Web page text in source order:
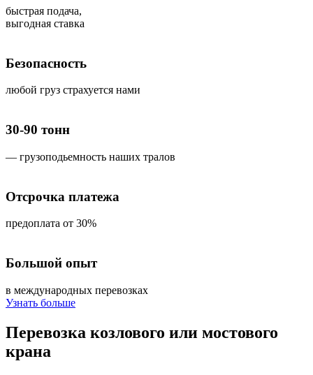
быстрая подача,
выгодная ставка
Безопасность
любой груз страхуется нами
30-90 тонн
— грузоподьемность наших тралов
Отсрочка платежа
предоплата от 30%
Большой опыт
в международных перевозках
Узнать больше
Перевозка козлового или мостового
крана